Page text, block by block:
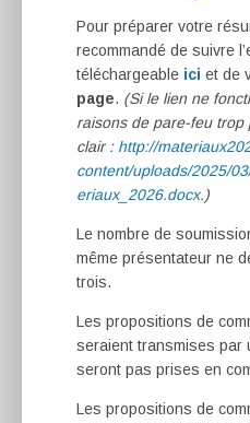
Pour préparer votre
recommandé de suivre
téléchargeable ici et de
page. (Si le lien ne
raisons de pare-feu trop
clair : http://
content/uploads/2025/
eriaux_2026.docx.)
Le nombre de
même présentateur ne
trois.
Les propositions de
seraient transmises par
seront pas prises en
Les propositions de